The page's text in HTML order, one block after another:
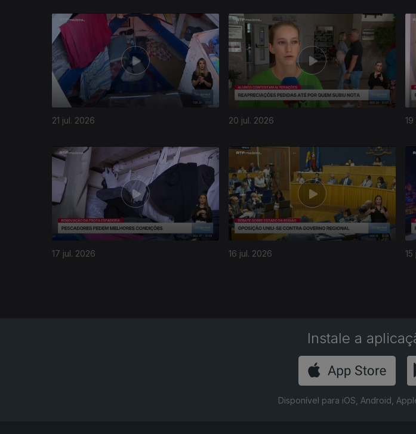
21 jul. 2026 20 jul. 2026
17 jul. 2026 16 jul. 2026
942766
Instale a
Disponível para iOS, Android,